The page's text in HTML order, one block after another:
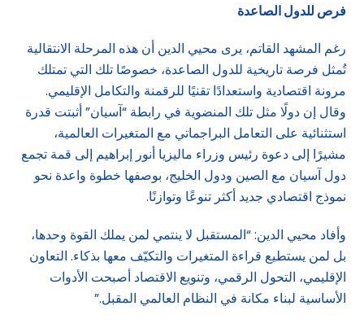
فرص للدول الصاعدة
رغم المشهد القاتم، يرى محيي الدين أن هذه المرحلة الانتقالية
تُمثل فرصة تاريخية للدول الصاعدة، خصوصًا تلك التي تمتلك
مرونة اقتصادية واستعدادًا تقنيًا للرقمنة والتكامل الإقليمي.
وقال إن دولًا مثل تلك المنضوية في رابطة “آسيان” أثبتت قدرة
استثنائية على التعامل البراجماتي مع المتغيرات العالمية،
مشيرًا إلى دعوة رئيس وزراء ماليزيا أنور إبراهيم إلى قمة تجمع
دول آسيان مع الصين ودول الخليج، بوصفها خطوة واعدة نحو
نموذج اقتصادي جديد أكثر تنوعًا وتوازنًا.
وأفاد محيي الدين: “المستقبل لا ينتمي لمن يملك القوة وحدها،
بل لمن يستطيع قراءة المتغيرات والتكيّف معها بذكاء. التعاون
الإقليمي، التحول الرقمي، وتنويع الاقتصاد أصبحت الأدوات
الأساسية لبناء مكانة في النظام العالمي المقبل.”